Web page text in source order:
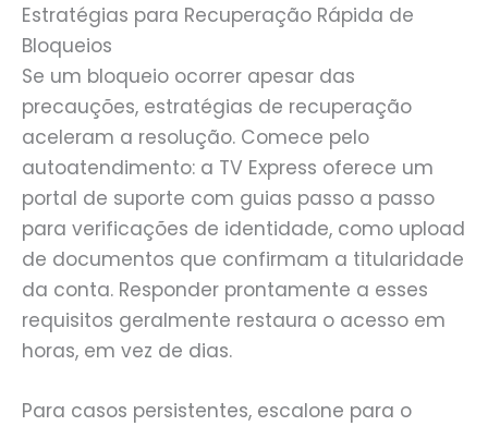
Estratégias para Recuperação Rápida de
Bloqueios
Se um bloqueio ocorrer apesar das
precauções, estratégias de recuperação
aceleram a resolução. Comece pelo
autoatendimento: a TV Express oferece um
portal de suporte com guias passo a passo
para verificações de identidade, como upload
de documentos que confirmam a titularidade
da conta. Responder prontamente a esses
requisitos geralmente restaura o acesso em
horas, em vez de dias.
Para casos persistentes, escalone para o